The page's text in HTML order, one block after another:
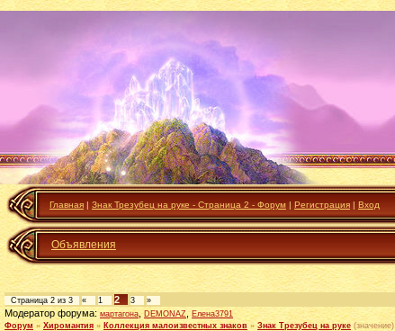
Главная | Знак Трезубец на руке - Страница 2 - Форум | Регистрация | Вход
Объявления
Страница 2 из 3 « 1 2 3 »
Модератор форума:мартагона DEMONAZ
Елена3791
Форум » Хиромантия » Коллекция малоизвестных знаков » Знак Трезубец на руке (значение)